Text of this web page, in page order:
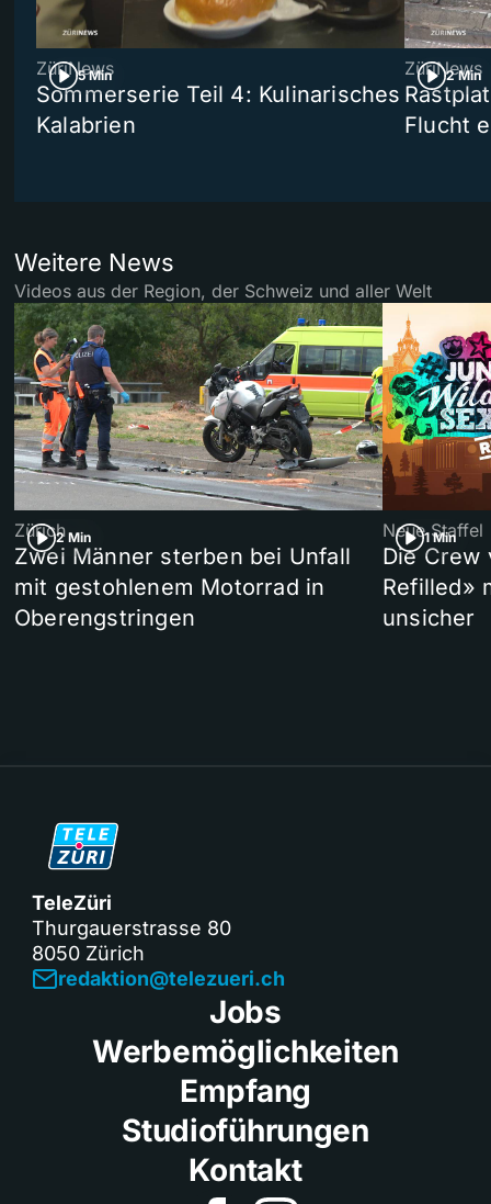
5 Min
ZüriNews
Sommerserie Teil 4: Kulinarisches
Kalabrien
2 Min
ZüriNews
Flucht
Weitere News
Videos aus der Region, der Schweiz und aller Welt
2 Min
Zürich
Zwei Männer sterben bei Unfall
mit gestohlenem Motorrad in
Oberengstringen
1 Min
Neue Staffel
Die Crew
Refilled»
unsicher
TeleZüri
Thurgauerstrasse 80
8050 Zürich
redaktion@telezueri.ch
Jobs
Werbemöglichkeiten
Empfang
Studioführungen
Kontakt